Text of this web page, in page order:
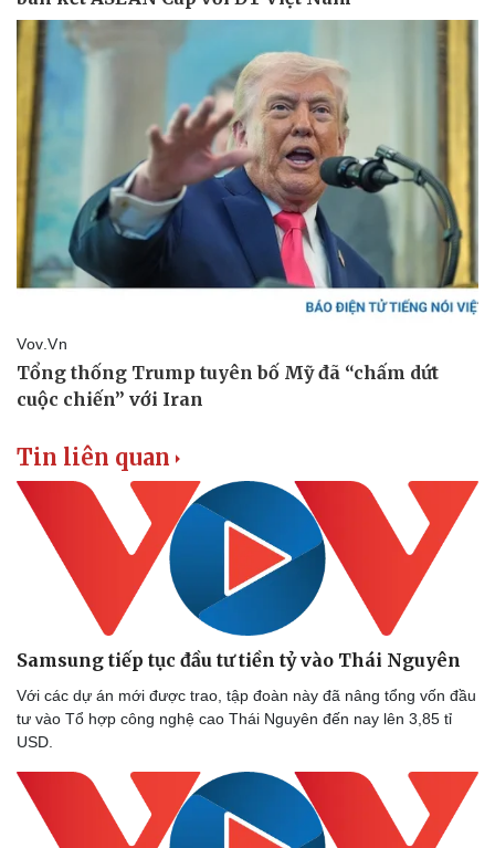
Doanh nghiệp 24h
Trải nghiệm
Chuyển đổi số
Tin liên quan
Samsung tiếp tục đầu tư tiền tỷ vào Thái Nguyên
Với các dự án mới được trao, tập đoàn này đã nâng tổng vốn đầu
tư vào Tổ hợp công nghệ cao Thái Nguyên đến nay lên 3,85 tỉ
USD.